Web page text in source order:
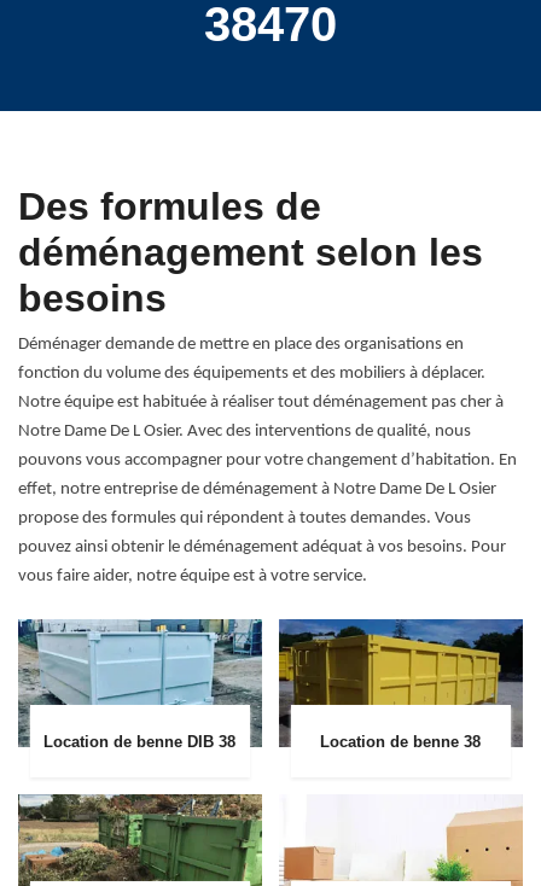
38470
Des formules de
déménagement selon les
besoins
Déménager demande de mettre en place des organisations en
fonction du volume des équipements et des mobiliers à déplacer.
Notre équipe est habituée à réaliser tout déménagement pas cher à
Notre Dame De L Osier. Avec des interventions de qualité, nous
pouvons vous accompagner pour votre changement d’habitation. En
effet, notre entreprise de déménagement à Notre Dame De L Osier
propose des formules qui répondent à toutes demandes. Vous
pouvez ainsi obtenir le déménagement adéquat à vos besoins. Pour
vous faire aider, notre équipe est à votre service.
Location de benne DIB 38 Location de benne 38